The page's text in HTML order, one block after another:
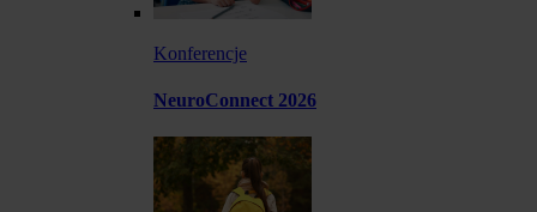
Konferencje
NeuroConnect 2026